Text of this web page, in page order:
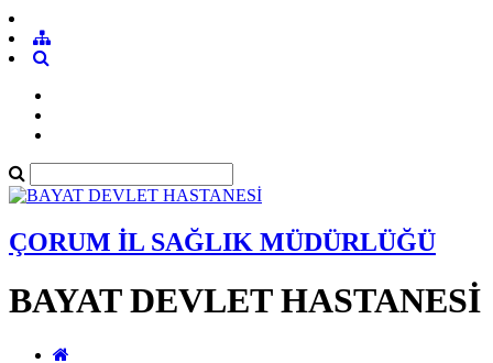
ÇORUM İL SAĞLIK MÜDÜRLÜĞÜ
BAYAT DEVLET HASTANESİ